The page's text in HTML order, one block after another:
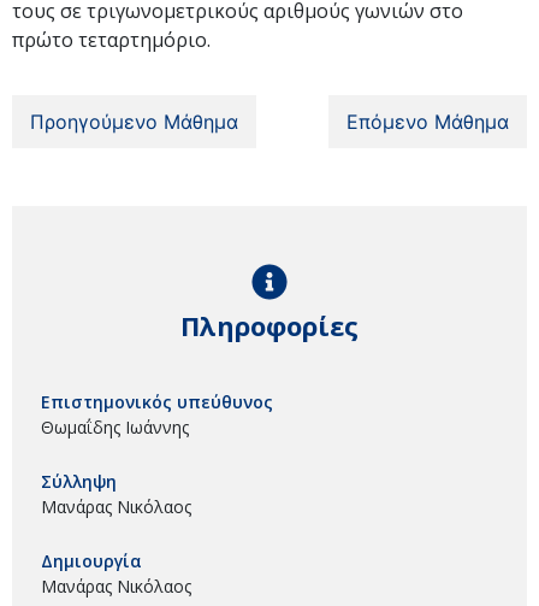
τους σε τριγωνομετρικούς αριθμούς γωνιών στο
πρώτο τεταρτημόριο.
Προηγούμενο Μάθημα Επόμενο Μάθημα
Πληροφορίες
Επιστημονικός υπεύθυνος
Θωμαΐδης Ιωάννης
Σύλληψη
Μανάρας Νικόλαος
Δημιουργία
Μανάρας Νικόλαος